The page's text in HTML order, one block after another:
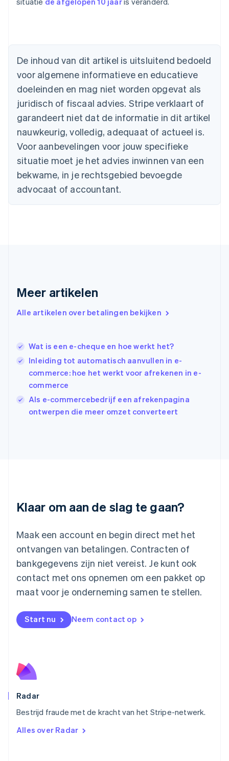
De inhoud van dit artikel is uitsluitend bedoeld
voor algemene informatieve en educatieve
doeleinden en mag niet worden opgevat als
juridisch of fiscaal advies. Stripe verklaart of
garandeert niet dat de informatie in dit artikel
nauwkeurig, volledig, adequaat of actueel is.
Voor aanbevelingen voor jouw specifieke
situatie moet je het advies inwinnen van een
bekwame, in je rechtsgebied bevoegde
advocaat of accountant.
Meer artikelen
Alle artikelen over betalingen bekijken
Wat is een e-cheque en hoe werkt het?
Inleiding tot automatisch aanvullen in e-
commerce: hoe het werkt voor afrekenen in e-
commerce
Als e-commercebedrijf een afrekenpagina
ontwerpen die meer omzet converteert
Klaar om aan de slag te gaan?
Maak een account en begin direct met het
ontvangen van betalingen. Contracten of
bankgegevens zijn niet vereist. Je kunt ook
contact met ons opnemen om een pakket op
maat voor je onderneming samen te stellen.
Start nu Neem contact op
Radar
Bestrijd fraude met de kracht van het Stripe-netwerk.
Alles over Radar
English
Bulgarije
Canada
English Français
Cyprus
English
Denemarken
English
Duitsland
DeutschEnglish
Estland
Finland
EnglishSvenska
Hongkong SAR, China
English简体中文
Ierland
English
Italië
ItalianoEnglish
Japan
Kroatië
EnglishItaliano
Letland
English简体中文
Mexico
EspañolEnglish
Nederland
NederlandsEnglish
Nieuw-Zeeland
English
Noorwegen
Oostenrijk
DeutschEnglish
Português
Roemenië
Singapore
English简体中文
EnglishItaliano